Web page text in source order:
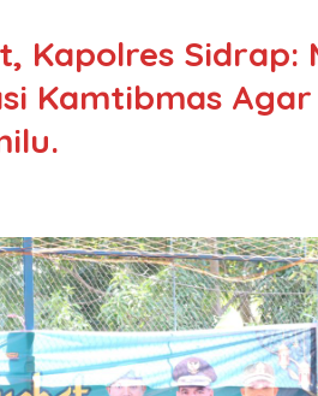
Kapolres Sidrap:
Kamtibmas